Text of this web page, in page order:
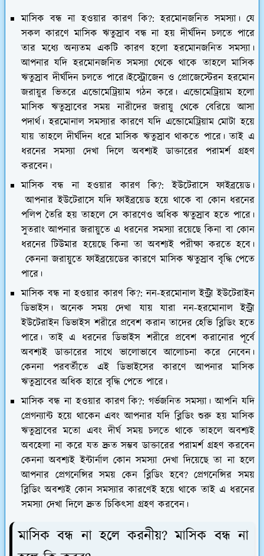
মাসিক বন্ধ না হওয়ার কারণ কি?: হরমোনজনিত সমস্যা।যে
সকল কারণে মাসিক ঋতুস্রাব বন্ধ না হয় দীর্ঘদিন চলতে পারে
তার মধ্যে অন্যতম একটি কারণ হলো হরমোনজনিত সমস্যা।
আপনার যদি হরমোনজনিত সমস্যা থেকে থাকে তাহলে মাসিক
ঋতুস্রাব দীর্ঘদিন চলতে পারে।ইস্ট্রোজেন ও প্রোজেস্টেরন হরমোন
জরায়ুর ভিতরে এন্ডোমেট্রিয়াম গঠন করে। এন্ডোমেট্রিয়াম হলো
মাসিক ঋতুস্রাবের সময় নারীদের জরায়ু থেকে বেরিয়ে আসা
পদার্থ। হরমোনাল সমস্যার কারণে যদি এন্ডোমেট্রিয়াম মোটা হয়ে
যায় তাহলে দীর্ঘদিন ধরে মাসিক ঋতুস্রাব থাকতে পারে। তাই এ
ধরনের সমস্যা দেখা দিলে অবশ্যই ডাক্তারের পরামর্শ গ্রহণ
করবেন।
মাসিক বন্ধ না হওয়ার কারণ কি?: ইউটেরাসে ফাইব্রয়েড।
আপনার ইউটেরাসে যদি ফাইব্রয়েড হয়ে থাকে বা কোন ধরনের
পলিপ তৈরি হয় তাহলে সে কারণেও অধিক ঋতুস্রাব হতে পারে।
সুতরাং আপনার জরায়ুতে এ ধরনের সমস্যা রয়েছে কিনা বা কোন
ধরনের টিউমার হয়েছে কিনা তা অবশ্যই পরীক্ষা করতে হবে।
কেননা জরায়ুতে ফাইব্রয়েডের কারণে মাসিক ঋতুস্রাব বৃদ্ধি পেতে
পারে।
মাসিক বন্ধ না হওয়ার কারণ কি?: নন-হরমোনাল ইন্ট্রা ইউটেরাইন
ডিভাইস।অনেক সময় দেখা যায় যারা নন-হরমোনাল ইন্ট্রা
ইউটেরাইন ডিভাইস শরীরে প্রবেশ করান তাদের হেভি ব্লিডিং হতে
পারে। তাই এ ধরনের ডিভাইস শরীরে প্রবেশ করানোর পূর্বে
অবশ্যই ডাক্তারের সাথে ভালোভাবে আলোচনা করে নেবেন।
কেননা পরবর্তীতে এই ডিভাইসের কারণে আপনার মাসিক
ঋতুস্রাবের অধিক হারে বৃদ্ধি পেতে পারে।
মাসিক বন্ধ না হওয়ার কারণ কি?: গর্ভজনিত সমস্যা।আপনি যদি
প্রেগন্যান্ট হয়ে থাকেন এবং আপনার যদি ব্লিডিং শুরু হয় মাসিক
ঋতুস্রাবের মতো এবং দীর্ঘ সময় চলতে থাকে তাহলে অবশ্যই
অবহেলা না করে যত দ্রুত সম্ভব ডাক্তারের পরামর্শ গ্রহণ করবেন
কেননা অবশ্যই ইন্টার্নাল কোন সমস্যা দেখা দিয়েছে তা না হলে
আপনার প্রেগনেন্সির সময় কেন ব্লিডিং হবে? প্রেগনেন্সির সময়
ব্লিডিং অবশ্যই কোন সমস্যার কারণেই হয়ে থাকে তাই এ ধরনের
সমস্যা দেখা দিলে দ্রুত চিকিৎসা গ্রহণ করবেন।
মাসিক বন্ধ না হলে করনীয়? মাসিক বন্ধ না